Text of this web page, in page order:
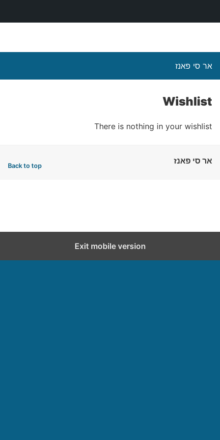
אר סי פאנז
Wishlist
There is nothing in your wishlist
אר סי פאנז
Back to top
Exit mobile version